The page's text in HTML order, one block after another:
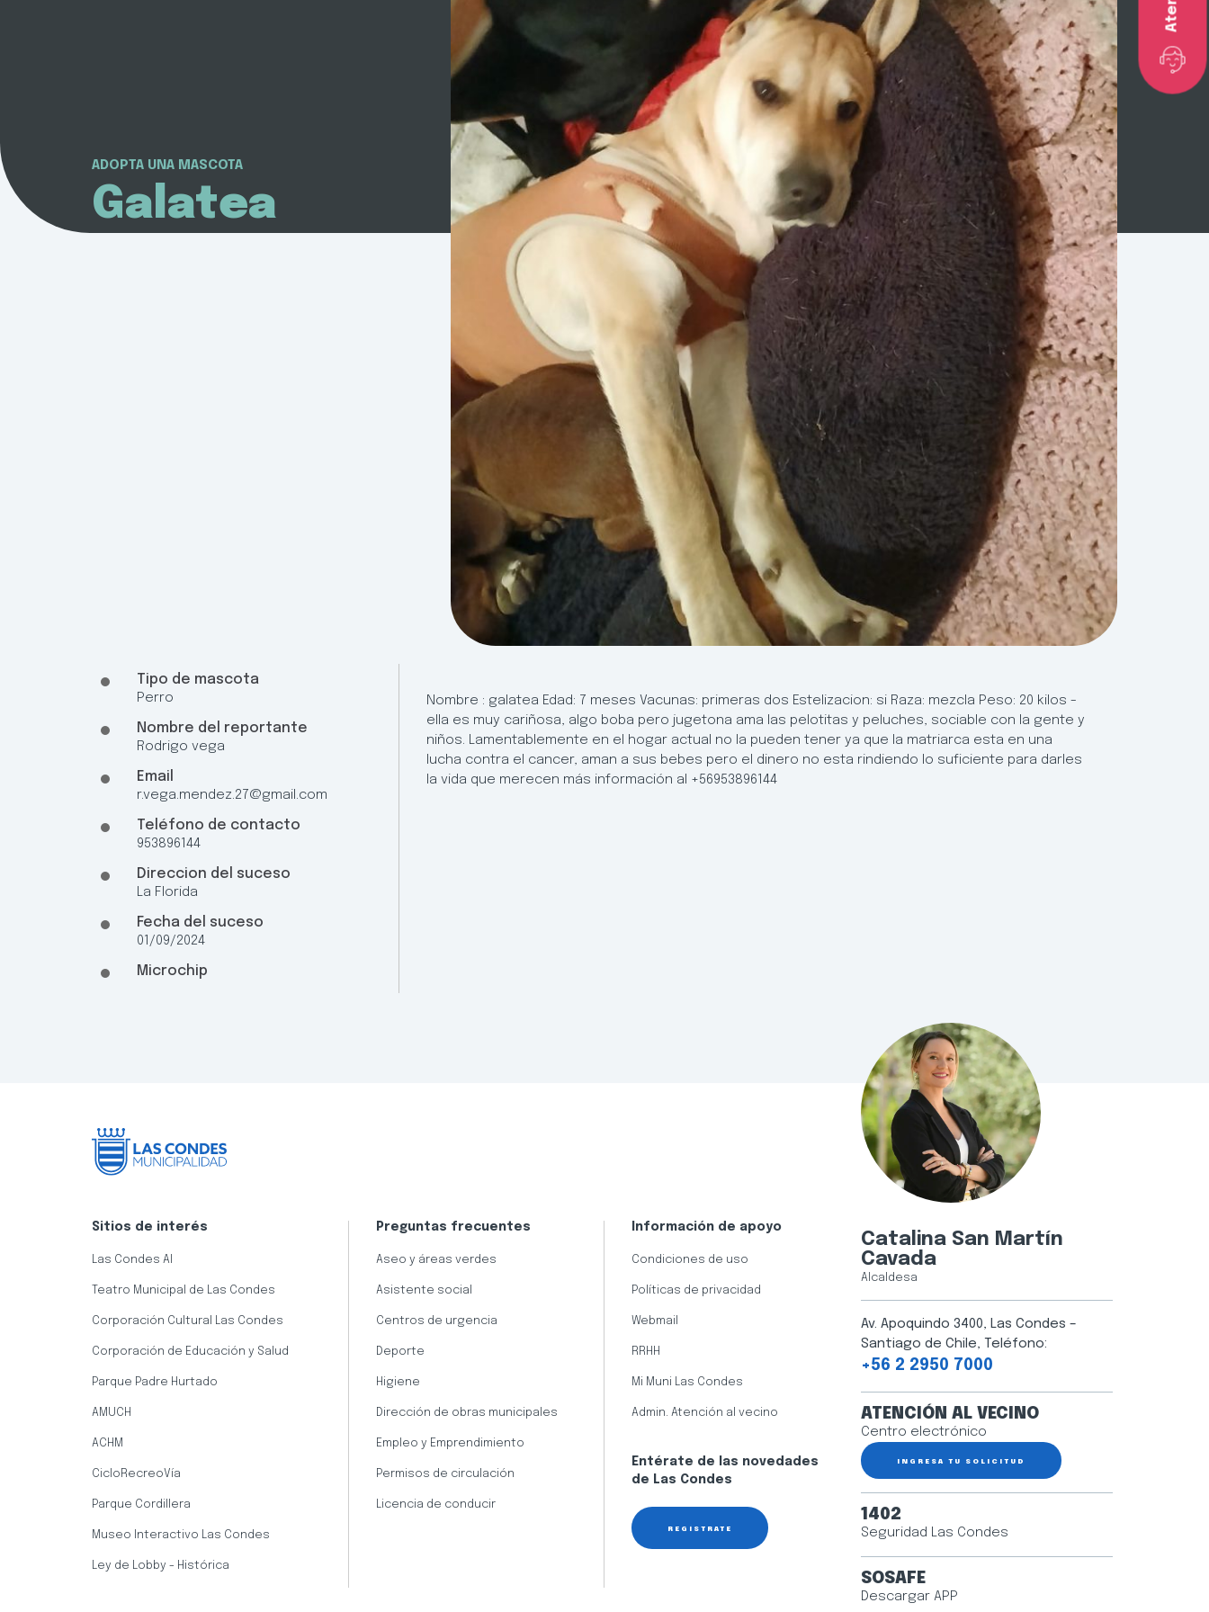
ADOPTA UNA MASCOTA
Galatea
Tipo de mascota
Perro
Nombre del reportante
Rodrigo vega
Email
r.vega.mendez.27@gmail.com
Teléfono de contacto
953896144
Direccion del suceso
La Florida
Fecha del suceso
01/09/2024
Microchip
Nombre : galatea Edad: 7 meses Vacunas: primeras dos Estelizacion: si Raza: mezcla Peso: 20 kilos -
ella es muy cariñosa, algo boba pero jugetona ama las pelotitas y peluches, sociable con la gente y
niños. Lamentablemente en el hogar actual no la pueden tener ya que la matriarca esta en una
lucha contra el cancer, aman a sus bebes pero el dinero no esta rindiendo lo suficiente para darles
la vida que merecen más información al +56953896144
Sitios de interés
Las Condes AI
Teatro Municipal de Las Condes
Corporación Cultural Las Condes
Corporación de Educación y Salud
Parque Padre Hurtado
AMUCH
ACHM
CicloRecreoVía
Parque Cordillera
Museo Interactivo Las Condes
Ley de Lobby - Histórica
Preguntas frecuentes
Aseo y áreas verdes
Asistente social
Centros de urgencia
Deporte
Higiene
Dirección de obras municipales
Empleo y Emprendimiento
Permisos de circulación
Licencia de conducir
Información de apoyo
Condiciones de uso
Políticas de privacidad
Webmail
RRHH
Mi Muni Las Condes
Admin. Atención al vecino
Entérate de las novedades
de Las Condes
REGÍSTRATE
Catalina San Martín
Cavada
Alcaldesa
Av. Apoquindo 3400, Las Condes –
Santiago de Chile, Teléfono:
+56 2 2950 7000
ATENCIÓN AL VECINO
Centro electrónico
INGRESA TU SOLICITUD
1402
Seguridad Las Condes
SOSAFE
Descargar APP